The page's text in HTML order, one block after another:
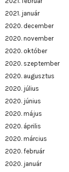
2021. január
2020. december
2020. november
2020. október
2020. szeptember
2020. augusztus
2020. július
2020. június
2020. május
2020. április
2020. március
2020. február
2020. január